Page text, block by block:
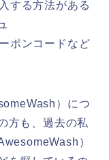
する方法がある
ポンコードなど
）につ
方も、過去の私
）